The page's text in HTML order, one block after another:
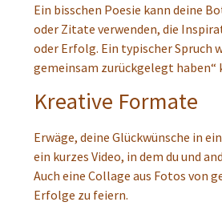
Ein bisschen Poesie kann deine
oder Zitate verwenden, die
oder Erfolg. Ein typischer Spruch
gemeinsam zurückgelegt
Kreative Formate
Erwäge, deine Glückwünsche in
ein kurzes Video, in dem du und
Auch eine Collage aus Fotos von
Erfolge zu feiern.